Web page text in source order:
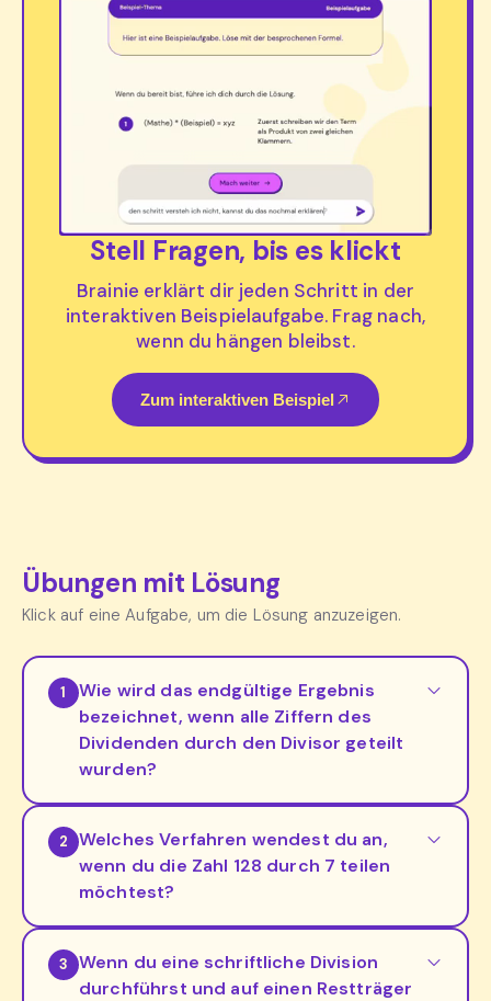
Stell Fragen, bis es klickt
Brainie erklärt dir jeden Schritt in der
interaktiven Beispielaufgabe. Frag nach,
wenn du hängen bleibst.
Zum interaktiven Beispiel
Übungen mit Lösung
Klick auf eine Aufgabe, um die Lösung anzuzeigen.
1
Wie wird das endgültige Ergebnis
bezeichnet, wenn alle Ziffern des
Dividenden durch den Divisor geteilt
wurden?
2
Welches Verfahren wendest du an,
wenn du die Zahl 128 durch 7 teilen
möchtest?
3
Wenn du eine schriftliche Division
durchführst und auf einen Restträger